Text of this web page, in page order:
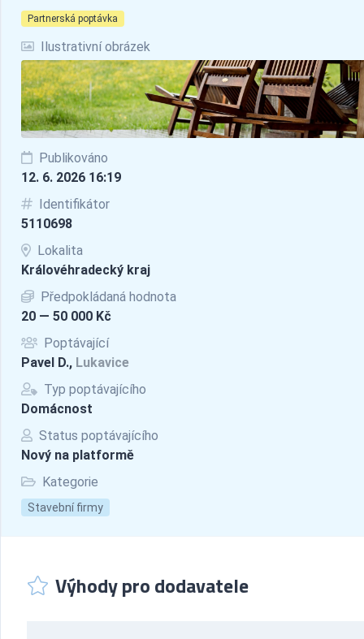
Partnerská poptávka
Ilustrativní obrázek
Publikováno
12. 6. 2026 16:19
Identifikátor
5110698
Lokalita
Královéhradecký kraj
Předpokládaná hodnota
20 — 50 000 Kč
Poptávající
Pavel D., Lukavice
Typ poptávajícího
Domácnost
Status poptávajícího
Nový na platformě
Kategorie
Stavební firmy
Výhody pro dodavatele